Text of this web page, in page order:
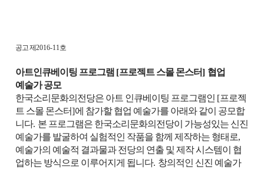
공고 제2016-11호
아트인큐베이팅 프로그램 [프로젝트 스몰 몬스터] 협업
예술가 공모
한국소리문화의전당은 아트 인큐베이팅 프로그램인 [프로젝
트 스몰 몬스터]에 참가할 협업 예술가를 아래와 같이 공모합
니다. 본 프로그램은 한국소리문화의전당이 가능성있는 신진
예술가를 발굴하여 실험적인 작품을 함께 제작하는 형태로,
예술가의 예술적 결과물과 전당의 연출 및 제작 시스템이 협
업하는 방식으로 이루어지게 됩니다. 창의적인 신진 예술가